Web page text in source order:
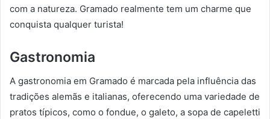
com a natureza. Gramado realmente tem um charme que
conquista qualquer turista!
Gastronomia
A gastronomia em Gramado é marcada pela influência das
tradições alemãs e italianas, oferecendo uma variedade de
pratos típicos, como o fondue, o galeto, a sopa de capeletti